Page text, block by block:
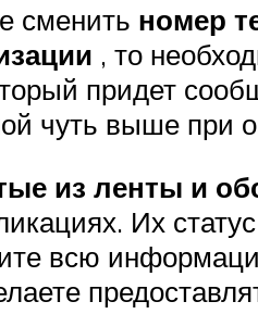
сменить номер
, то
придет
чуть выше при
из ленты и
Их
всю